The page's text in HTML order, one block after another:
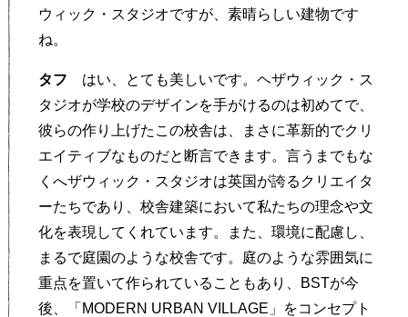
ウィック・スタジオですが、素晴らしい建物です
ね。
タフ はい、とても美しいです。ヘザウィック・ス
タジオが学校のデザインを手がけるのは初めてで、
彼らの作り上げたこの校舎は、まさに革新的でクリ
エイティブなものだと断言できます。言うまでもな
くへザウィック・スタジオは英国が誇るクリエイタ
ーたちであり、校舎建築において私たちの理念や文
化を表現してくれています。また、環境に配慮し、
まるで庭園のような校舎です。庭のような雰囲気に
重点を置いて作られていることもあり、BSTが今
後、「MODERN URBAN VILLAGE」をコンセプト